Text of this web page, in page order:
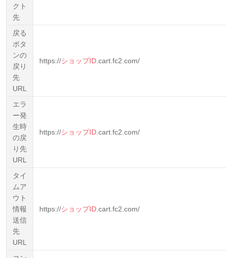
クト
先
戻る
ボタ
ンの
戻り
先
URL
https://ショップID.cart.fc2.com/
エラ
ー発
生時
の戻
り先
URL
https://ショップID.cart.fc2.com/
タイ
ムア
ウト
情報
送信
先
URL
https://ショップID.cart.fc2.com/